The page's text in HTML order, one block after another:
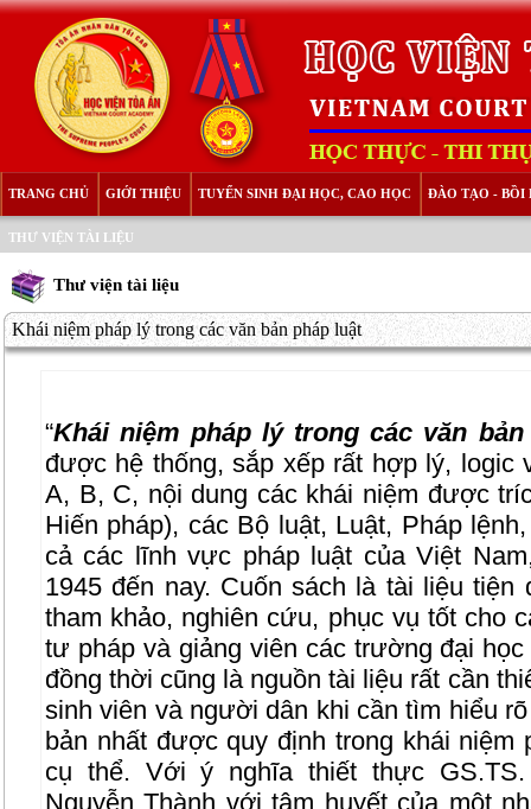
TRANG CHỦ GIỚI THIỆU TUYỂN SINH ĐẠI HỌC, CAO HỌC ĐÀO TẠO - BỒI
THƯ VIỆN TÀI LIỆU
Thư viện tài liệu
Khái niệm pháp lý trong các văn bản pháp luật
“Khái niệm pháp lý trong các văn
được hệ thống, sắp xếp rất hợp lý, logic
A, B, C, nội dung các khái niệm được
Hiến pháp), các Bộ luật, Luật, Pháp
cả các lĩnh vực pháp luật của Việt
1945 đến nay. Cuốn sách là tài liệu
tham khảo, nghiên cứu, phục vụ tốt cho
tư pháp và giảng viên các trường đại
đồng thời cũng là nguồn tài liệu rất cần
sinh viên và người dân khi cần tìm hiểu
bản nhất được quy định trong khái
cụ thể. Với ý nghĩa thiết thực
Nguyễn Thành với tâm huyết của một